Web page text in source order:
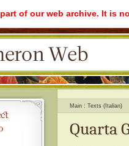
of our web archive. It is
Main Texts (Italian)
Quarta